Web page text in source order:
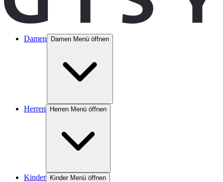
Damen Damen Menü öffnen
Herren Herren Menü öffnen
Kinder Kinder Menü öffnen